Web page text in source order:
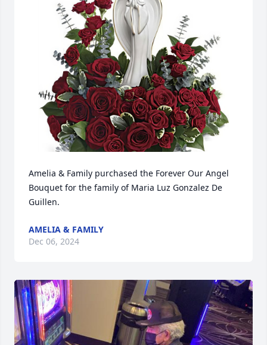
Amelia & Family purchased the Forever Our Angel
Bouquet for the family of Maria Luz Gonzalez De
Guillen.
AMELIA & FAMILY
Dec 06, 2024